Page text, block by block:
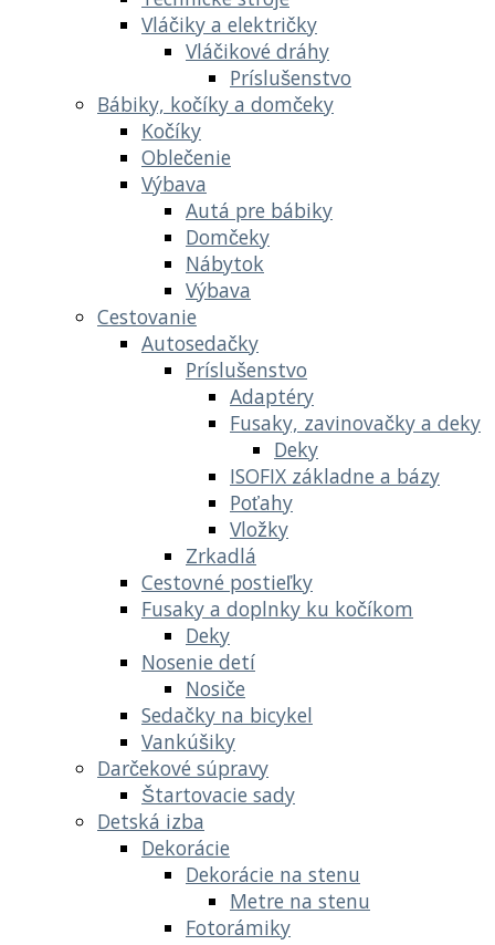
Vláčiky a električky
Vláčikové dráhy
Príslušenstvo
Bábiky, kočíky a domčeky
Kočíky
Oblečenie
Výbava
Autá pre bábiky
Domčeky
Nábytok
Výbava
Cestovanie
Autosedačky
Príslušenstvo
Adaptéry
Fusaky, zavinovačky a deky
Deky
ISOFIX základne a bázy
Poťahy
Vložky
Zrkadlá
Cestovné postieľky
Fusaky a doplnky ku kočíkom
Deky
Nosenie detí
Nosiče
Sedačky na bicykel
Vankúšiky
Darčekové súpravy
Štartovacie sady
Detská izba
Dekorácie
Dekorácie na stenu
Metre na stenu
Fotorámiky